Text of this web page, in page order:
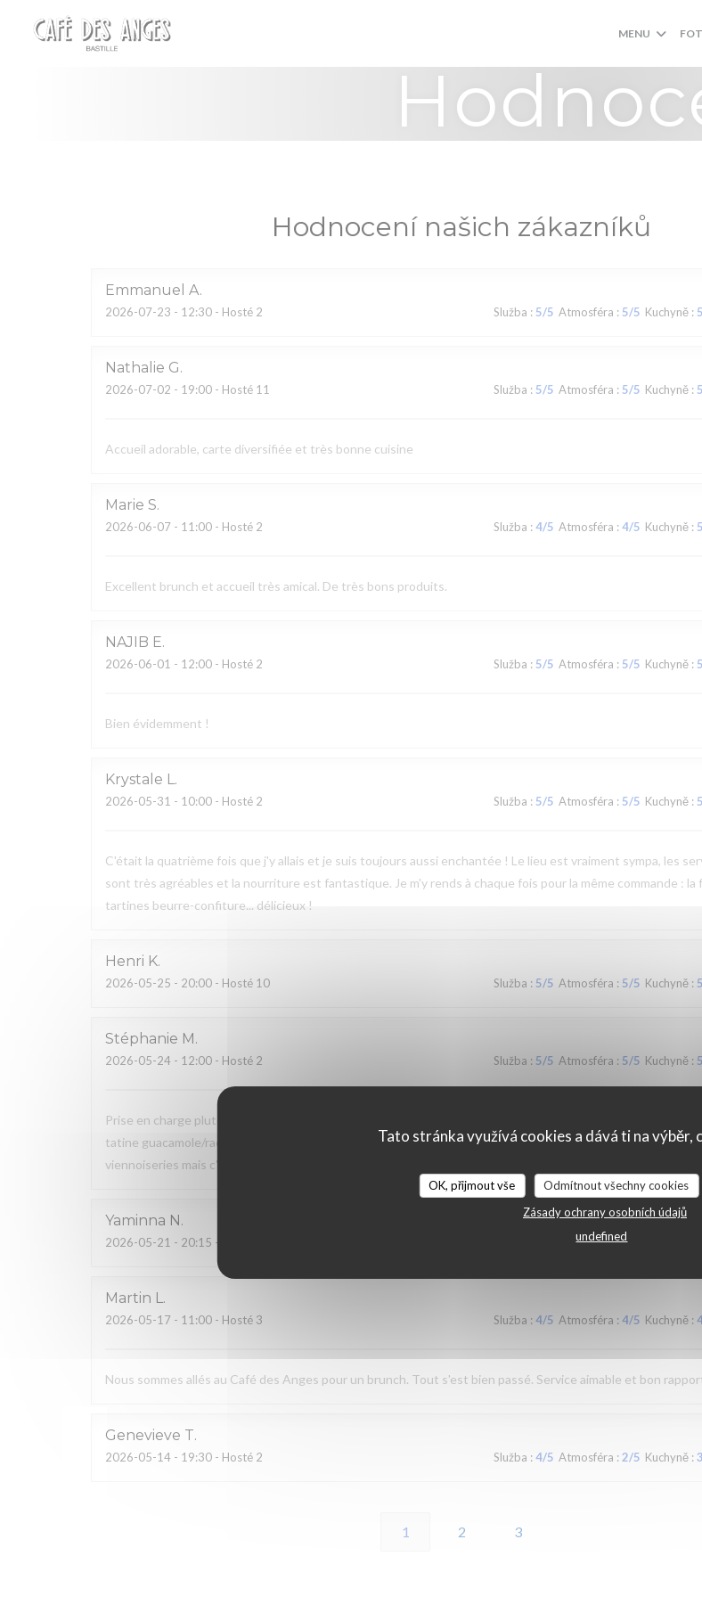
Tato stránka využívá cookies a dává ti na výběr,
OK, přijmout vše Odmítnout všechny cookies
Zásady ochrany osobních údajů
undefined
MENU
Hodnocení našich zákazníků
Emmanuel A
2026-07-23 - 12:30 - Hosté 2 Služba : 5/5 Atmosféra : 5/5 Kuchyně: 5
Nathalie G
2026-07-02 - 19:00 - Hosté 11 Služba : 5/5 Atmosféra : 5/5 Kuchyně: 5
Accueil adorable, carte diversifiée et très bonne cuisine
Marie S
2026-06-07 - 11:00 - Hosté 2 Služba : 4/5 Atmosféra : 4/5 Kuchyně: 5
Excellent brunch et accueil très amical. De très bons produits.
NAJIB E
2026-06-01 - 12:00 - Hosté 2 Služba : 5/5 Atmosféra : 5/5 Kuchyně: 5
Bien évidemment !
Krystale L
2026-05-31 - 10:00 - Hosté 2 Služba : 5/5 Atmosféra : 5/5 Kuchyně: 5
C'était la quatrième fois que j'y allais et je suis toujours aussi enchantée ! Le lieu est vraiment sympa, les
sont très agréables et la nourriture est fantastique. Je m'y rends à chaque fois pour la même commande : la
tartines beurre-confiture... délicieux !
Henri K
2026-05-25 - 20:00 - Hosté 10 Služba : 5/5 Atmosféra : 5/5 Kuchyně: 5
Stéphanie M
2026-05-24 - 12:00 - Hosté 2 Služba : 5/5 Atmosféra : 5/5 Kuchyně: 5
Prise en charge plutôt rapide (20 mns) de notre commande de brunch qui est complet avec du salé (oeufs
tatine guacamole/radis, salade) et du sucré (jus d'orange, cake, granola au fromage blanc) avec boisson
viennoiseries mais c'est suffisamment complet et les produits sont très frais!
Yaminna N
2026-05-21 - 20:15 - Hosté 2 Atmosféra:5
Martin L
2026-05-17 - 11:00 - Hosté 3 Služba : 4/5 Atmosféra : 4/5 Kuchyně:
Nous sommes allés au Café des Anges pour un brunch. Tout s'est bien passé. Service aimable et bon
Genevieve T
2026-05-14 - 19:30 - Hosté 2 Služba : 4/5 Atmosféra : 2/5 Kuchyně: 3
1 2 3